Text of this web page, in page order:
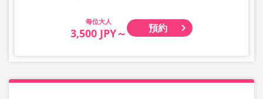
大人
3,500 JPY～ 預約